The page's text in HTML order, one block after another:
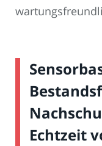
Echtzeit